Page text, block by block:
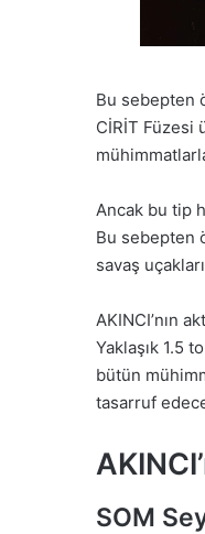
Bu sebepten
CİRİT Füzesi
Ancak bu tip
Bu sebepten
savaş
AKINCI’nın
Yaklaşık 1.5
bütün
tasarruf
SOM